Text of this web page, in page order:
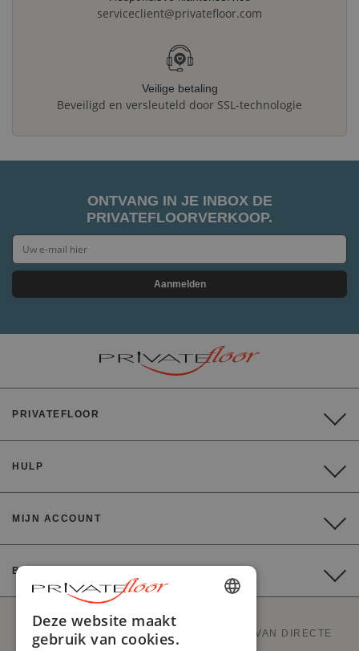
serviceclient@privatefloor.com
Veilige betaling
Beveiligd en versleuteld door SSL-technologie
ONTVANG IN JE INBOX DE
PRIVATEFLOORVERKOOP.
Aanmelden
PRIVATEFLOOR
HULP
MIJN ACCOUNT
BETALING
PRIVATEFLOOR IS DE EERSTE WEBSITE VAN DIRECTE
Deze website maakt
gebruik van cookies.